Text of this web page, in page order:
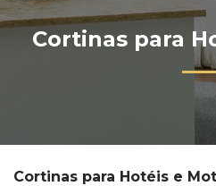
Cortinas para
Cortinas para Hotéis e